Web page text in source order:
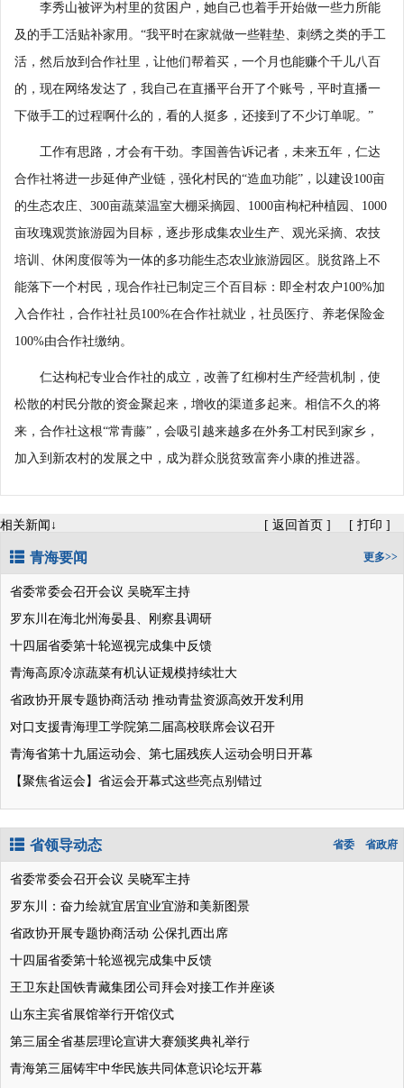
李秀山被评为村里的贫困户，她自己也着手开始做一些力所能
及的手工活贴补家用。“我平时在家就做一些鞋垫、刺绣之类的手工
活，然后放到合作社里，让他们帮着买，一个月也能赚个千儿八百
的，现在网络发达了，我自己在直播平台开了个账号，平时直播一
下做手工的过程啊什么的，看的人挺多，还接到了不少订单呢。”
工作有思路，才会有干劲。李国善告诉记者，未来五年，仁达
合作社将进一步延伸产业链，强化村民的“造血功能”，以建设100亩
的生态农庄、300亩蔬菜温室大棚采摘园、1000亩枸杞种植园、1000
亩玫瑰观赏旅游园为目标，逐步形成集农业生产、观光采摘、农技
培训、休闲度假等为一体的多功能生态农业旅游园区。脱贫路上不
能落下一个村民，现合作社已制定三个百目标：即全村农户100%加
入合作社，合作社社员100%在合作社就业，社员医疗、养老保险金
100%由合作社缴纳。
仁达枸杞专业合作社的成立，改善了红柳村生产经营机制，使
松散的村民分散的资金聚起来，增收的渠道多起来。相信不久的将
来，合作社这根“常青藤”，会吸引越来越多在外务工村民到家乡，
加入到新农村的发展之中，成为群众脱贫致富奔小康的推进器。
相关新闻↓ [ 返回首页 ] [ 打印 ]
青海要闻 更多>>
省委常委会召开会议 吴晓军主持
罗东川在海北州海晏县、刚察县调研
十四届省委第十轮巡视完成集中反馈
青海高原冷凉蔬菜有机认证规模持续壮大
省政协开展专题协商活动 推动青盐资源高效开发利用
对口支援青海理工学院第二届高校联席会议召开
青海省第十九届运动会、第七届残疾人运动会明日开幕
【聚焦省运会】省运会开幕式这些亮点别错过
省领导动态 省政府
省委
省委常委会召开会议 吴晓军主持
罗东川：奋力绘就宜居宜业宜游和美新图景
省政协开展专题协商活动 公保扎西出席
十四届省委第十轮巡视完成集中反馈
王卫东赴国铁青藏集团公司拜会对接工作并座谈
山东主宾省展馆举行开馆仪式
第三届全省基层理论宣讲大赛颁奖典礼举行
青海第三届铸牢中华民族共同体意识论坛开幕